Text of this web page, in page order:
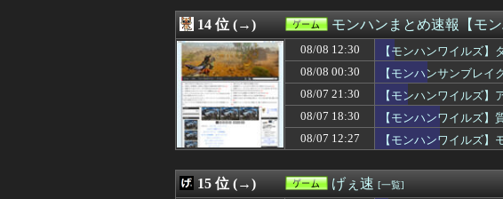
08/07 23:15
【城プロ】国内の未実装の城でネー
08/07 23:03
【遊戯王】「ゴエモン」って紙でそ
08/07 23:00
【悲報】オーケストラ演奏家「ゲー
08/07 22:30
【ゼンゼロ】クラレッタまた電気か
08/07 22:25
【画像】手塚の必殺技、卑怯すぎるｗ
08/07 22:08
【ウマ娘】マックちゃんたまに育成
08/07 22:00
【艦これ】水着川内さん 他
08/07 22:00
格闘タイプって何故か人型のポケモ
08/07 22:00
面白い単発モノのアニメ映画教えて
08/07 21:33
【FF14】Switch2版初心者さん「ど
08/07 21:30
【悲報】ファイアーエンブレム最新
14 位 (→) モンハンまとめ速報【モ
08/08 12:30
【モンハンワイルズ
08/08 00:30
【モンハンサンブレ
08/07 21:30
【モンハンワイルズ
愛い娘を相棒に冒険し
08/07 18:30
【モンハンワイルズ
08/07 12:27
【モンハンワイルズ
15 位 (→) げぇ速 [一覧]